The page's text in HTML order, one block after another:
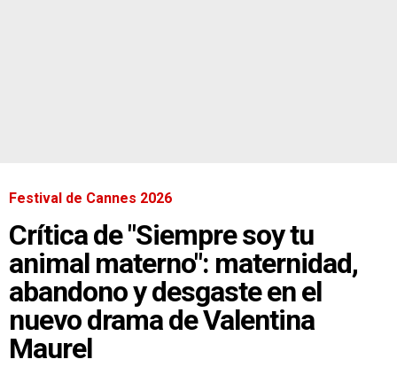
Festival de Cannes 2026
Crítica de "Siempre soy tu
animal materno": maternidad,
abandono y desgaste en el
nuevo drama de Valentina
Maurel